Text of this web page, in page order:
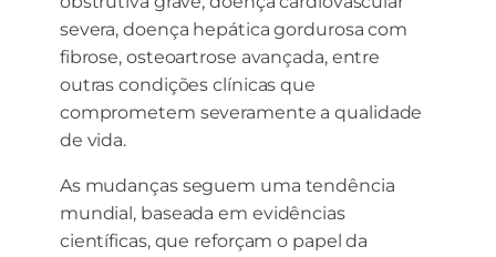
severa, doença hepática gordurosa com
fibrose, osteoartrose avançada, entre
outras condições clínicas que
comprometem severamente a qualidade
de vida.
As mudanças seguem uma tendência
mundial, baseada em evidências
científicas, que reforçam o papel da